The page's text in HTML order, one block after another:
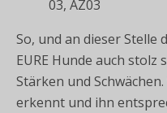
03, AZ03
So, und an dieser
EURE Hunde auch stolz
Stärken und
erkennt und ihn